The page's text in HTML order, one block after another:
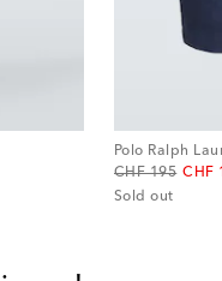
Polo Ralph
CHF 195
original price
CHF
Sold out